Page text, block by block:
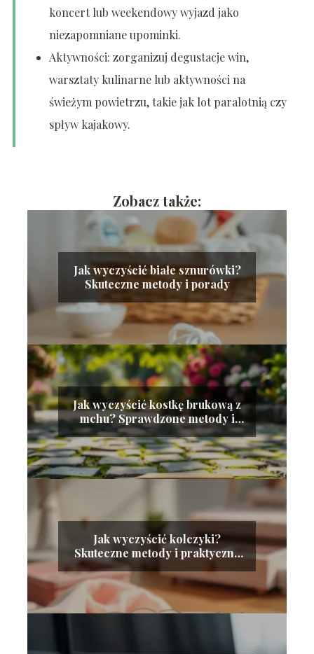
koncert lub weekendowy wyjazd jako
niezapomniane upominki.
Aktywności: zorganizuj degustacje win,
warsztaty kulinarne lub aktywności na
świeżym powietrzu, takie jak lot paralotnią czy
spływ kajakowy.
Zobacz także:
Jak wyczyścić białe sznurówki?
Skuteczne metody i porady
Jak wyczyścić kostkę brukową z
mchu? Sprawdzone metody i
porady
Jak wyczyścić kolczyki?
Skuteczne metody i praktyczne
wskazówki